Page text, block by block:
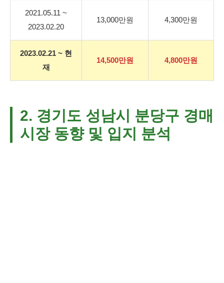
2021.05.11 ~
2023.02.20
13,000만원 4,300만원
2023.02.21 ~ 현
재
14,500만원 4,800만원
2. 경기도 성남시 분당구 경매
시장 동향 및 입지 분석